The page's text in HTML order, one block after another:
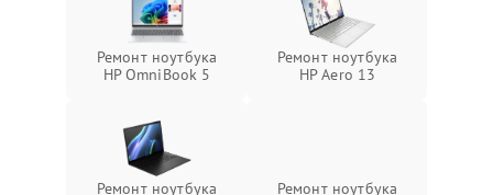
Ремонт ноутбука
HP OmniBook 5
Ремонт ноутбука
HP Aero 13
Ремонт ноутбука
Ремонт ноутбука